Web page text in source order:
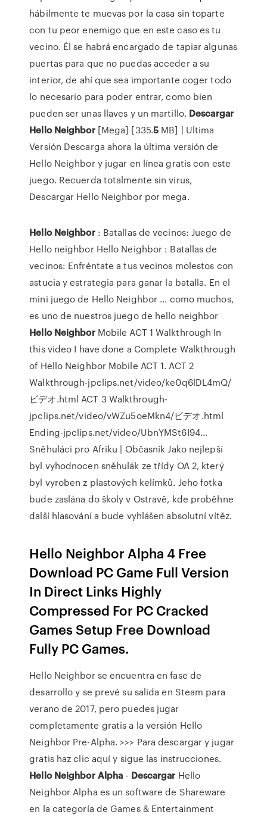
hábilmente te muevas por la casa sin toparte
con tu peor enemigo que en este caso es tu
vecino. Él se habrá encargado de tapiar algunas
puertas para que no puedas acceder a su
interior, de ahí que sea importante coger todo
lo necesario para poder entrar, como bien
pueden ser unas llaves y un martillo. Descargar
Hello Neighbor[Mega] [335.5 MB] | Ultima
Versión Descarga ahora la última versión de
Hello Neighbor y jugar en línea gratis con este
juego. Recuerda totalmente sin virus,
Descargar Hello Neighbor por mega.
Hello Neighbor: Batallas de vecinos: Juego de
Hello neighborHello Neighbor : Batallas de
vecinos: Enfréntate a tus vecinos molestos con
astucia y estrategia para ganar la batalla. En el
mini juego de Hello Neighbor ... como muchos,
es uno de nuestros juego de hello neighbor
Hello NeighborMobile ACT 1 Walkthrough In
this video I have done a Complete Walkthrough
of Hello Neighbor Mobile ACT 1. ACT 2
Walkthrough-jpclips.net/video/ke0q6lDL4mQ/
ビデオ.html ACT 3 Walkthrough-
jpclips.net/video/vWZu5oeMkn4/ビデオ.html
Ending-jpclips.net/video/UbnYMSt6I94…
Sněhuláci pro Afriku | ObčasníkJako nejlepší
byl vyhodnocen sněhulák ze třídy OA 2, který
byl vyroben z plastových kelímků. Jeho fotka
bude zaslána do školy v Ostravě, kde proběhne
další hlasování a bude vyhlášen absolutní vítěz.
Hello Neighbor Alpha 4 Free
Download PC Game Full Version
In Direct Links Highly
Compressed For PC Cracked
Games Setup Free Download
Fully PC Games.
Hello Neighbor se encuentra en fase de
desarrollo y se prevé su salida en Steam para
verano de 2017, pero puedes jugar
completamente gratis a la versión Hello
Neighbor Pre-Alpha. >>> Para descargar y jugar
gratis haz clic aquí y sigue las instrucciones.
Hello Neighbor Alpha - Descargar Hello
Neighbor Alpha es un software de Shareware
en la categoría de Games & Entertainment